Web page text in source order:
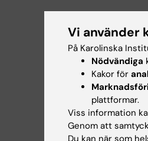
samt
Kursen
övningar.
Vi använder
På Karolinska
Nödvändiga
Kakor för
plattformar.
Viss information
Genom att
Du kan när som